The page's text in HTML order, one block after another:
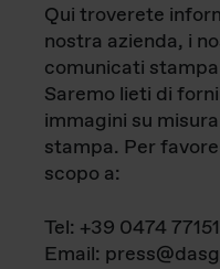
Qui troverete
nostra azienda, i
comunicati
Saremo lieti di
immagini su
stampa. Per
scopo a:
Tel: +39 0474
Email: